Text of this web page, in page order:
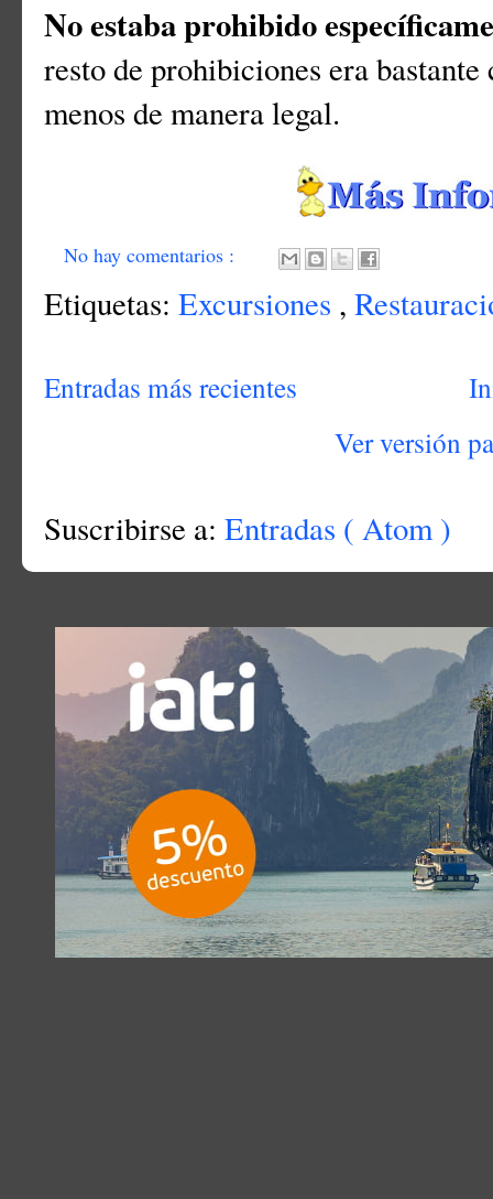
No estaba prohibido
resto de prohibiciones era
menos de manera legal.
No hay comentarios :
Etiquetas: Excursiones ,
Entradas más recientes
Ver versión
Suscribirse a: Entradas ( Atom )